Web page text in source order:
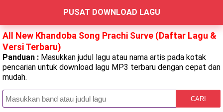
PUSAT DOWNLOAD LAGU
All New Khandoba Song Prachi Surve (Daftar Lagu &
Versi Terbaru)
Panduan : Masukkan judul lagu atau nama artis pada kotak
pencarian untuk download lagu MP3 terbaru dengan cepat dan
mudah.
CARI